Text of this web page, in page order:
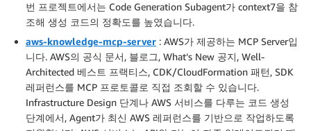
번 프로젝트에서는 Code Generation Subagent가 context7을 참
조해 생성 코드의 정확도를 높였습니다.
aws-knowledge-mcp-server : AWS가 제공하는 MCP Server입
니다. AWS의 공식 문서, 블로그, What’s New 공지, Well-
Architected 베스트 프랙티스, CDK/CloudFormation 패턴, SDK
레퍼런스를 MCP 프로토콜로 직접 조회할 수 있습니다.
Infrastructure Design 단계나 AWS 서비스를 다루는 코드 생성
단계에서, Agent가 최신 AWS 레퍼런스를 기반으로 작업하도록